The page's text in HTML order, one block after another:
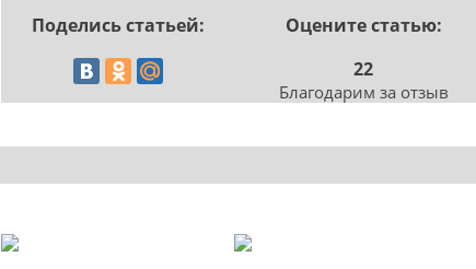
Поделись статьей:
Оцените статью:
22
Благодарим за отзыв